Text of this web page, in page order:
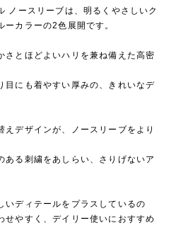
ノースリーブは、明るくやさしいク
ーカラーの2色展開です。
さとほどよいハリを兼ね備えた高密
目にも着やすい厚みの、きれいなデ
デザインが、ノースリーブをより
ある刺繍をあしらい、さりげないア
いディテールをプラスしているの
せやすく、デイリー使いにおすすめ